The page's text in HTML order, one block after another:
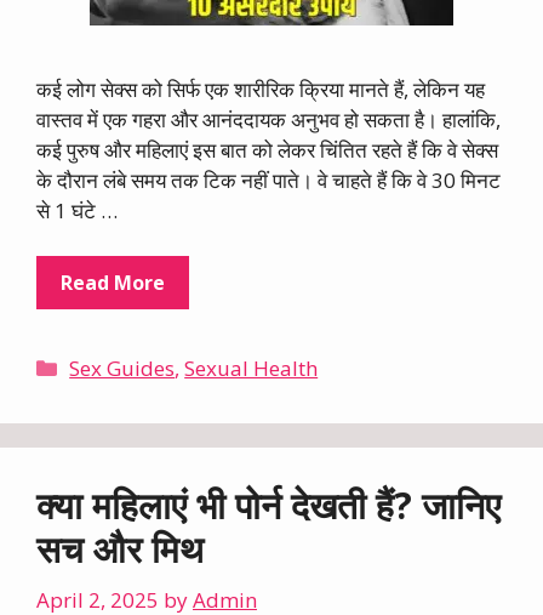
कई लोग सेक्स को सिर्फ एक शारीरिक क्रिया मानते हैं, लेकिन यह
वास्तव में एक गहरा और आनंददायक अनुभव हो सकता है। हालांकि,
कई पुरुष और महिलाएं इस बात को लेकर चिंतित रहते हैं कि वे सेक्स
के दौरान लंबे समय तक टिक नहीं पाते। वे चाहते हैं कि वे 30 मिनट
से 1 घंटे …
Read More
Categories
Sex Guides,Sexual Health
क्या महिलाएं भी पोर्न देखती हैं? जानिए
सच और मिथ
April 2, 2025 byAdmin